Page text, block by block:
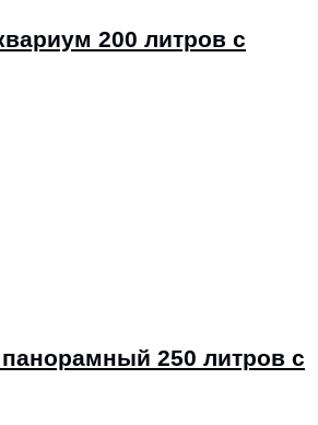
200 литров с
250 литров с